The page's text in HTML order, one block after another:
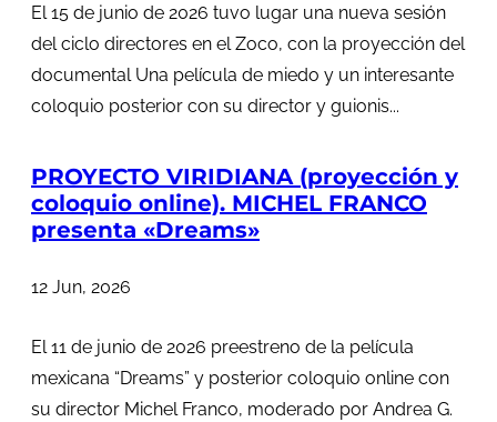
El 15 de junio de 2026 tuvo lugar una nueva sesión
del ciclo directores en el Zoco, con la proyección del
documental Una película de miedo y un interesante
coloquio posterior con su director y guionis...
PROYECTO VIRIDIANA (proyección y
coloquio online). MICHEL FRANCO
presenta «Dreams»
12 Jun, 2026
El 11 de junio de 2026 preestreno de la película
mexicana “Dreams” y posterior coloquio online con
su director Michel Franco, moderado por Andrea G.